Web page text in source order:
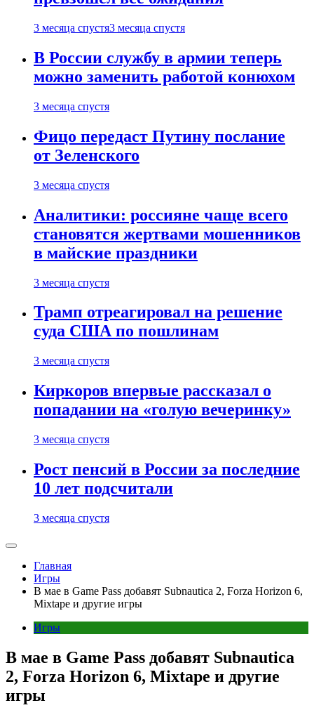
3 месяца спустя3 месяца спустя
В России службу в армии теперь
можно заменить работой конюхом
3 месяца спустя
Фицо передаст Путину послание
от Зеленского
3 месяца спустя
Аналитики: россияне чаще всего
становятся жертвами мошенников
в майские праздники
3 месяца спустя
Трамп отреагировал на решение
суда США по пошлинам
3 месяца спустя
Киркоров впервые рассказал о
попадании на «голую вечеринку»
3 месяца спустя
Рост пенсий в России за последние
10 лет подсчитали
3 месяца спустя
Главная
Игры
В мае в Game Pass добавят Subnautica 2, Forza Horizon 6,
Mixtape и другие игры
Игры
В мае в Game Pass добавят Subnautica
2, Forza Horizon 6, Mixtape и другие
игры